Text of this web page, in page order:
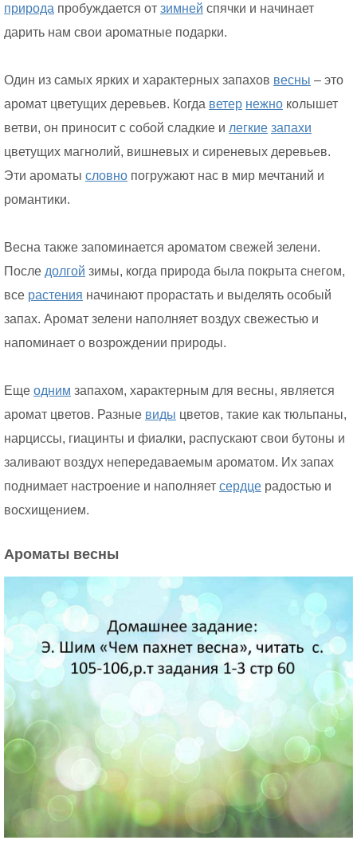
природа пробуждается от зимней спячки и начинает
дарить нам свои ароматные подарки.
Один из самых ярких и характерных запахов весны – это
аромат цветущих деревьев. Когда ветер нежно колышет
ветви, он приносит с собой сладкие и легкие запахи
цветущих магнолий, вишневых и сиреневых деревьев.
Эти ароматы словно погружают нас в мир мечтаний и
романтики.
Весна также запоминается ароматом свежей зелени.
После долгой зимы, когда природа была покрыта снегом,
все растения начинают прорастать и выделять особый
запах. Аромат зелени наполняет воздух свежестью и
напоминает о возрождении природы.
Еще одним запахом, характерным для весны, является
аромат цветов. Разные виды цветов, такие как тюльпаны,
нарциссы, гиацинты и фиалки, распускают свои бутоны и
заливают воздух непередаваемым ароматом. Их запах
поднимает настроение и наполняет сердце радостью и
восхищением.
Ароматы весны